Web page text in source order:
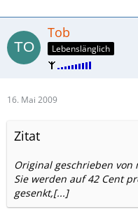
Tob
Lebenslänglich
16. Mai 2009
Zitat
Original geschrieben von
Sie werden auf 42 Cent
gesenkt,[...]